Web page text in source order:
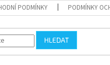
PODMÍNKY PODMÍNKY
HLEDAT